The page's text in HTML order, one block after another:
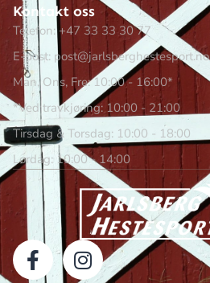
Kontakt oss
Telefon: +47 33 33 30 77
E-post: post@jarlsberghestesport.no
Man, Ons, Fre: 10:00 - 16:00*
*Ved travkjøring: 10:00 - 21:00
Tirsdag & Torsdag: 10:00 - 18:00
Lørdag: 10:00 - 14:00